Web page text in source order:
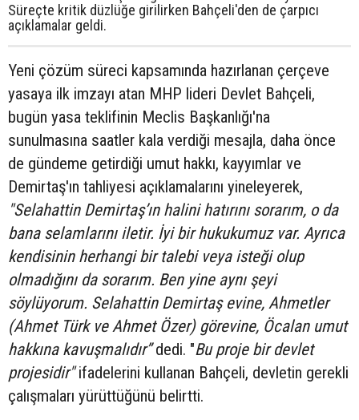
Süreçte kritik düzlüğe girilirken Bahçeli'den de çarpıcı
açıklamalar geldi.
Yeni çözüm süreci kapsamında hazırlanan çerçeve
yasaya ilk imzayı atan MHP lideri Devlet Bahçeli,
bugün yasa teklifinin Meclis Başkanlığı'na
sunulmasına saatler kala verdiği mesajla, daha önce
de gündeme getirdiği umut hakkı, kayyımlar ve
Demirtaş'ın tahliyesi açıklamalarını yineleyerek,
"Selahattin Demirtaş’ın halini hatırını sorarım, o da
bana selamlarını iletir. İyi bir hukukumuz var. Ayrıca
kendisinin herhangi bir talebi veya isteği olup
olmadığını da sorarım. Ben yine aynı şeyi
söylüyorum. Selahattin Demirtaş evine, Ahmetler
(Ahmet Türk ve Ahmet Özer) görevine, Öcalan umut
hakkına kavuşmalıdır”dedi. "Bu proje bir devlet
projesidir"ifadelerini kullanan Bahçeli, devletin gerekli
çalışmaları yürüttüğünü belirtti.